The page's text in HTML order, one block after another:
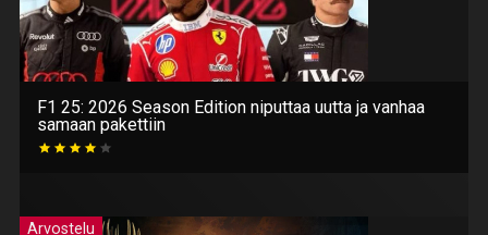
F1 25: 2026 Season Edition niputtaa uutta ja vanhaa
samaan pakettiin
Arvostelu